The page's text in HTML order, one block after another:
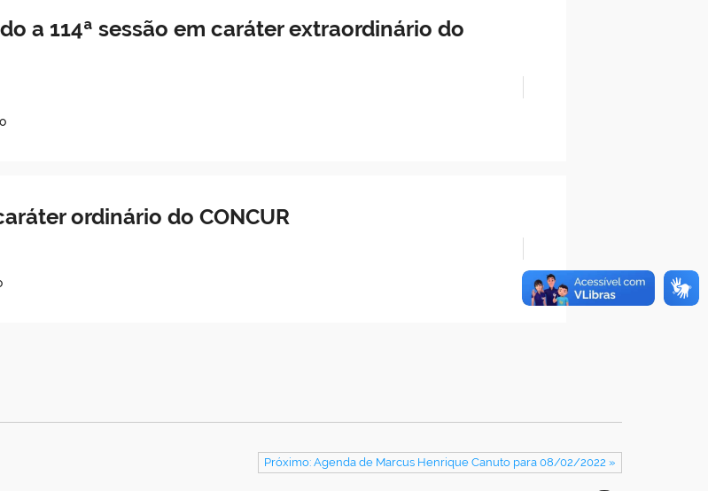
a 114ª sessão em caráter extraordinário do
ordinário do CONCUR
Próximo: Agenda de Marcus Henrique Canuto para 08/02/2022 »